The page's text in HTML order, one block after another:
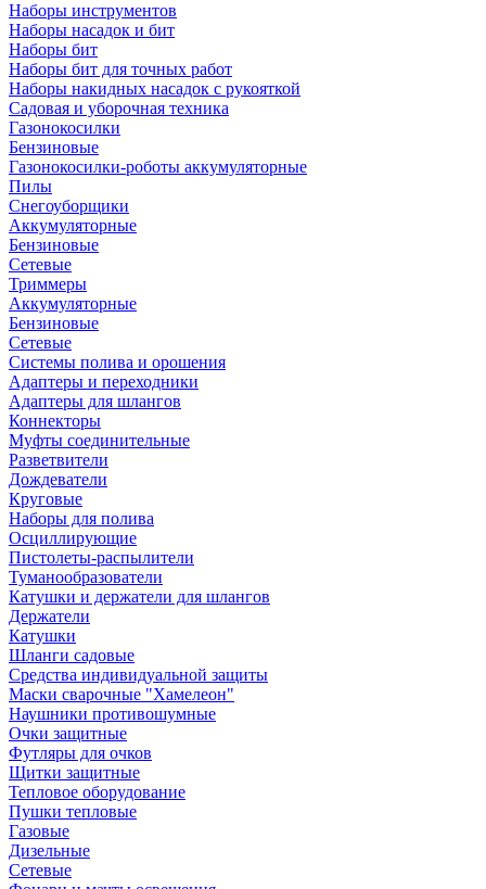
Наборы инструментов
Наборы насадок и бит
Наборы бит
Наборы бит для точных работ
Наборы накидных насадок с рукояткой
Садовая и уборочная техника
Газонокосилки
Бензиновые
Газонокосилки-роботы аккумуляторные
Пилы
Снегоуборщики
Аккумуляторные
Бензиновые
Сетевые
Триммеры
Аккумуляторные
Бензиновые
Сетевые
Системы полива и орошения
Адаптеры и переходники
Адаптеры для шлангов
Коннекторы
Муфты соединительные
Разветвители
Дождеватели
Круговые
Наборы для полива
Осциллирующие
Пистолеты-распылители
Туманообразователи
Катушки и держатели для шлангов
Держатели
Катушки
Шланги садовые
Средства индивидуальной защиты
Маски сварочные "Хамелеон"
Наушники противошумные
Очки защитные
Футляры для очков
Щитки защитные
Тепловое оборудование
Пушки тепловые
Газовые
Дизельные
Сетевые